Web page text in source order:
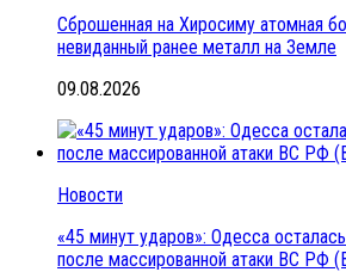
Сброшенная на Хиросиму атомная
невиданный ранее металл на Земле
09.08.2026
Новости
«45 минут ударов»: Одесса
после массированной атаки ВС РФ